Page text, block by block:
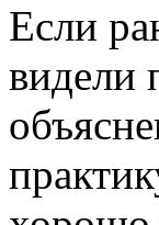
Если
видели